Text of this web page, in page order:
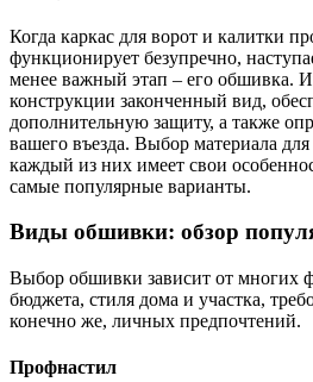
Когда каркас для ворот и калитки
функционирует безупречно,
менее важный этап – его обшивка.
конструкции законченный вид,
дополнительную защиту, а также
вашего въезда. Выбор материала
каждый из них имеет свои
самые популярные варианты.
Виды обшивки: обзор
Выбор обшивки зависит от многих
бюджета, стиля дома и участка,
конечно же, личных предпочтений.
Профнастил